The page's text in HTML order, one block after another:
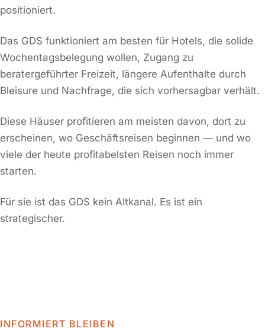
positioniert.
Das GDS funktioniert am besten für Hotels, die solide
Wochentagsbelegung wollen, Zugang zu
beratergeführter Freizeit, längere Aufenthalte durch
Bleisure und Nachfrage, die sich vorhersagbar verhält.
Diese Häuser profitieren am meisten davon, dort zu
erscheinen, wo Geschäftsreisen beginnen — und wo
viele der heute profitabelsten Reisen noch immer
starten.
Für sie ist das GDS kein Altkanal. Es ist ein
strategischer.
INFORMIERT BLEIBEN